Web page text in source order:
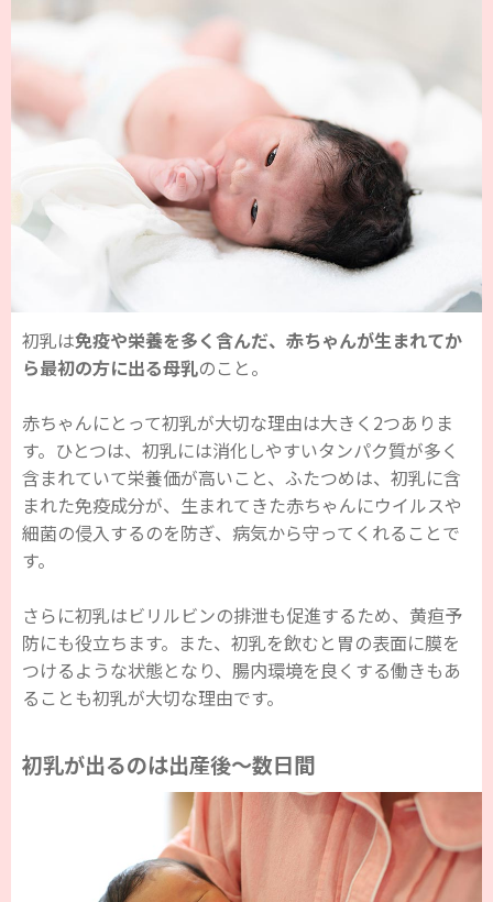
初乳は免疫や栄養を多く含んだ、赤ちゃんが生まれてか
ら最初の方に出る母乳のこと。
赤ちゃんにとって初乳が大切な理由は大きく2つありま
す。ひとつは、初乳には消化しやすいタンパク質が多く
含まれていて栄養価が高いこと、ふたつめは、初乳に含
まれた免疫成分が、生まれてきた赤ちゃんにウイルスや
細菌の侵入するのを防ぎ、病気から守ってくれることで
す。
さらに初乳はビリルビンの排泄も促進するため、黄疸予
防にも役立ちます。また、初乳を飲むと胃の表面に膜を
つけるような状態となり、腸内環境を良くする働きもあ
ることも初乳が大切な理由です。
初乳が出るのは出産後～数日間